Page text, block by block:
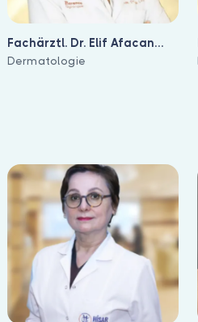
Fachärztl. Dr. Elif Afacan
Yildirim
Dermatologie